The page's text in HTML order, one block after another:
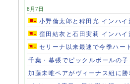
8月7日
小野倫太郎と稗田光 インハイ
窪田結衣と石田実莉 インハイ
セリーナ以来最速で今季ハー
千葉・幕張でピックルボールの
加藤未唯ペアがヴィーナス組に勝